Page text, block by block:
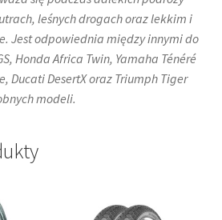
leśnych drogach oraz lekkim i
Jest odpowiednia między innymi do
Honda Africa Twin, Yamaha Ténéré
Ducati DesertX oraz Triumph Tiger
modeli.